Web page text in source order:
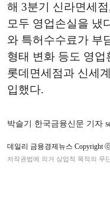
해 3분기 신라면세
모두 영업손실을 냈
와 특허수수료가 부
형태 변화 등도 영업
롯데면세점과 신세
입했다.
박슬기 한국금융신문 기자
데일리 금융경제뉴스 Copyright
저작권법에 의거 상업적 목적의 무